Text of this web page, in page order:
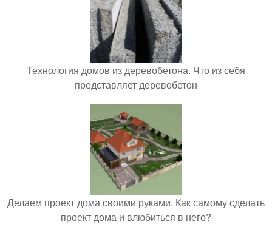
Технология домов из деревобетона. Что из себя
представляет деревобетон
Делаем проект дома своими руками. Как самому сделать
проект дома и влюбиться в него?